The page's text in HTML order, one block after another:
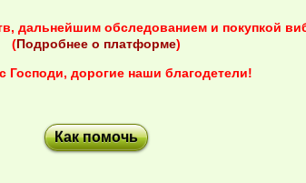
дальнейшим обследованием и покупкой
(Подробнее о платформе)
Господи, дорогие наши благодетели!
Как помочь